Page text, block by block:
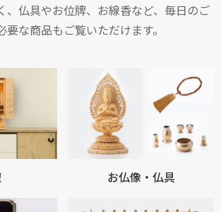
、仏具やお位牌、お線香など、毎日のご
要な商品もご覧いただけます。
お仏像・仏具